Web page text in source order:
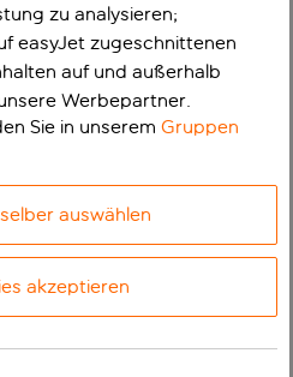
zu analysieren;
easyJet zugeschnittenen
auf und außerhalb
Werbepartner.
Sie in unseremGruppen
auswählen
akzeptieren